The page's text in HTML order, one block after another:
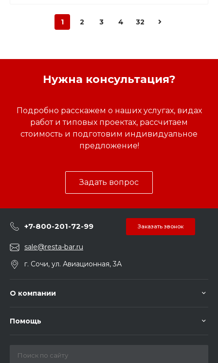
1 2 3 4 32
Нужна консультация?
Подробно расскажем о наших услугах, видах
работ и типовых проектах, рассчитаем
стоимость и подготовим индивидуальное
предложение!
Задать вопрос
+7-800-201-72-99 Заказать звонок
sale@resta-bar.ru
г. Сочи, ул. Авиационная, 3А
О компании
Помощь